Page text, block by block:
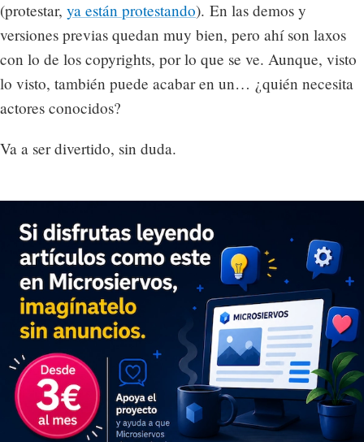
(protestar, ya están protestando). En las demos y
versiones previas quedan muy bien, pero ahí son laxos
con lo de los copyrights, por lo que se ve. Aunque, visto
lo visto, también puede acabar en un… ¿quién necesita
actores conocidos?
Va a ser divertido, sin duda.